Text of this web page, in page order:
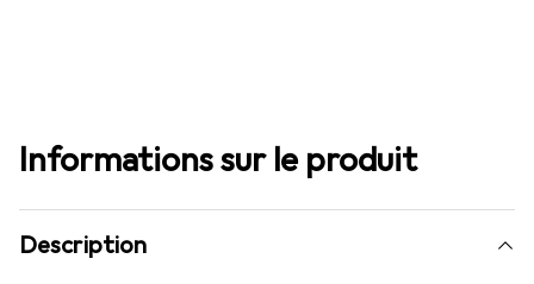
Informations sur le produit
Description